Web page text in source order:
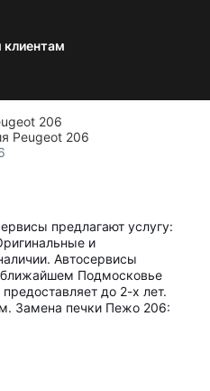
клиентам
206
Peugeot 206
предлагают услугу:
и
Автосервисы
ближайшем Подмосковье
до 2-х лет.
Замена печки Пежо 206: